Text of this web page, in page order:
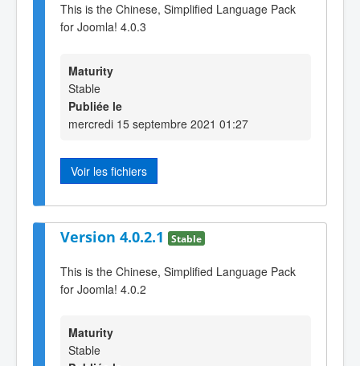
This is the Chinese, Simplified Language Pack
for Joomla! 4.0.3
Maturity
Stable
Publiée le
mercredi 15 septembre 2021 01:27
Voir les fichiers
Version 4.0.2.1 Stable
This is the Chinese, Simplified Language Pack
for Joomla! 4.0.2
Maturity
Stable